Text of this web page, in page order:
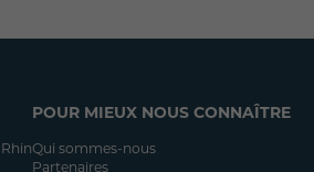
POUR MIEUX NOUS CONNAÎTRE
Qui sommes-nous
Partenaires